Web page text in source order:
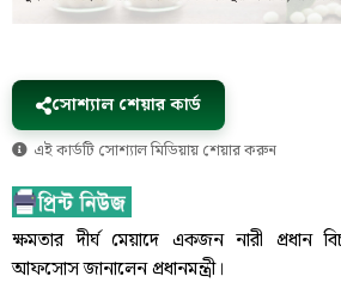
সোশ্যাল শেয়ার কার্ড
এই কার্ডটি সোশ্যাল মিডিয়ায় শেয়ার করুন
ক্ষমতার দীর্ঘ মেয়াদে একজন নারী প্রধান
আফসোস জানালেন প্রধানমন্ত্রী।